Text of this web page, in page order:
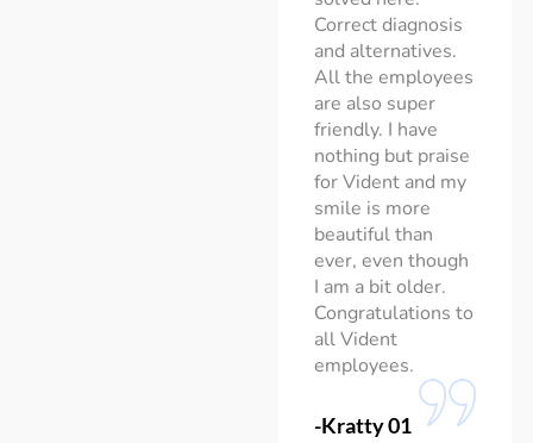
Correct diagnosis
and alternatives.
All the employees
are also super
friendly. I have
nothing but praise
for Vident and my
smile is more
beautiful than
ever, even though
I am a bit older.
Congratulations to
employees.
-Kratty 01